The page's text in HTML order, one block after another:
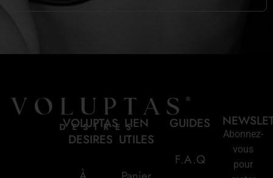
VOLUPTAS
DESIRES
LIEN
UTILES
GUIDES
F.A.Q
Abonnez-
vous
pour